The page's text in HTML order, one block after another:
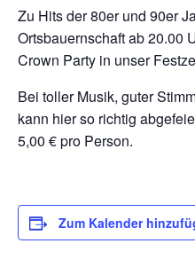
Zu Hits der 80er und 90er
Ortsbauernschaft ab 20.00
Crown Party in unser
Bei toller Musik, guter
kann hier so richtig
5,00 € pro Person.
Zum Kalender